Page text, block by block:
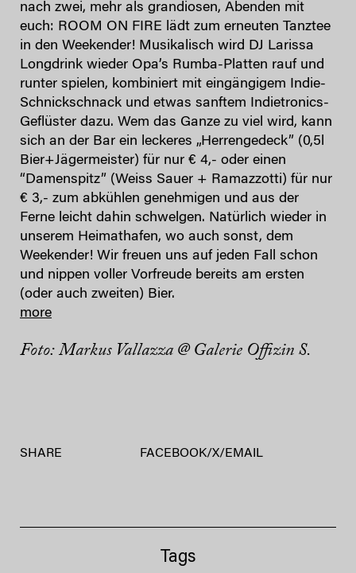
nach zwei, mehr als grandiosen, Abenden mit
euch: ROOM ON FIRE lädt zum erneuten Tanztee
in den Weekender! Musikalisch wird DJ Larissa
Longdrink wieder Opa’s Rumba-Platten rauf und
runter spielen, kombiniert mit eingängigem Indie-
Schnickschnack und etwas sanftem Indietronics-
Geflüster dazu. Wem das Ganze zu viel wird, kann
sich an der Bar ein leckeres „Herrengedeck” (0,5l
Bier+Jägermeister) für nur € 4,- oder einen
“Damenspitz” (Weiss Sauer + Ramazzotti) für nur
€ 3,- zum abkühlen genehmigen und aus der
Ferne leicht dahin schwelgen. Natürlich wieder in
unserem Heimathafen, wo auch sonst, dem
Weekender! Wir freuen uns auf jeden Fall schon
und nippen voller Vorfreude bereits am ersten
(oder auch zweiten) Bier.
more
Foto: Markus Vallazza @ Galerie Offizin S.
SHARE FACEBOOK/X/ EMAIL
Tags